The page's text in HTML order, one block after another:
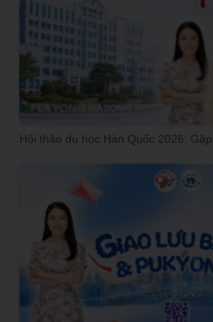
Hội thảo du học Hàn Quốc 2026: